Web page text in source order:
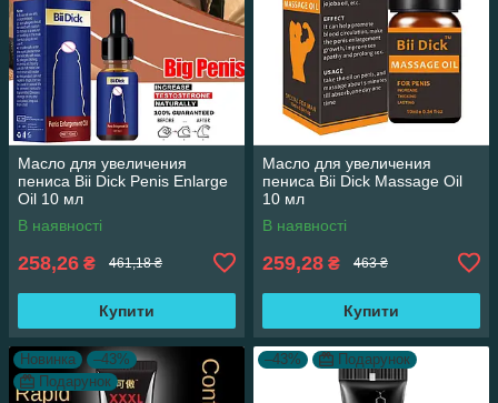
Масло для увеличения
пениса Bii Dick Penis Enlarge
Oil 10 мл
В наявності
258,26 ₴ 461,18 ₴
Купити
Масло для увеличения
пениса Bii Dick Massage Oil
10 мл
В наявності
259,28 ₴ 463 ₴
Купити
Новинка
–43%
Подарунок
–43% Подарунок